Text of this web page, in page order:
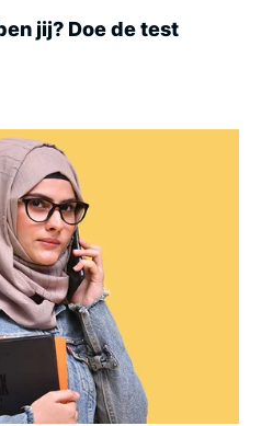
jij? Doe de test